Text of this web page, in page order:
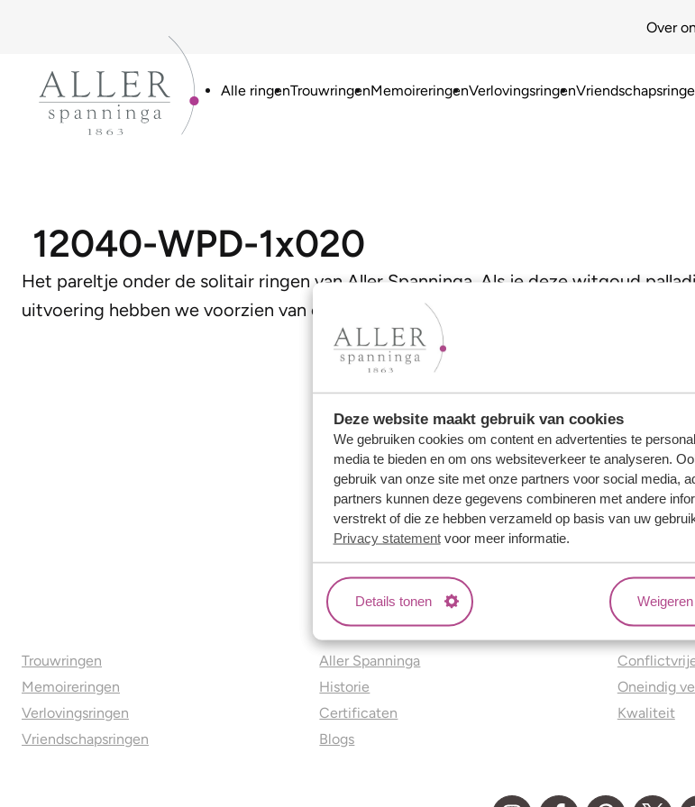
Deze website maakt gebruik van cookies
We gebruiken cookies om content en advertenties te
media te bieden en om ons websiteverkeer te analyseren.
gebruik van onze site met onze partners voor social media,
partners kunnen deze gegevens combineren met andere
verstrekt of die ze hebben verzameld op basis van uw
Privacy statementvoor meer informatie.
Details tonen Weigeren
Over
Alle ringenTrouwringenMemoireringenVerlovingsringen
12040-WPD-1x020
Het pareltje onder de solitair ringen van Aller Spanninga. Als je deze witgoud
uitvoering hebben we voorzien van een 0,20 ct. briljant.
Trouwringen
Memoireringen
Verlovingsringen
Vriendschapsringen
Over ons
Aller Spanninga
Historie
Certificaten
Blogs
Jouw
Oneindig
Kwaliteit